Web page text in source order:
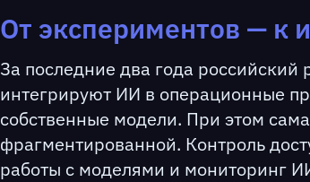
От экспериментов — к
За последние два года
интегрируют ИИ в операционные
собственные модели. При этом
фрагментированной. Контроль
работы с моделями и мониторинг